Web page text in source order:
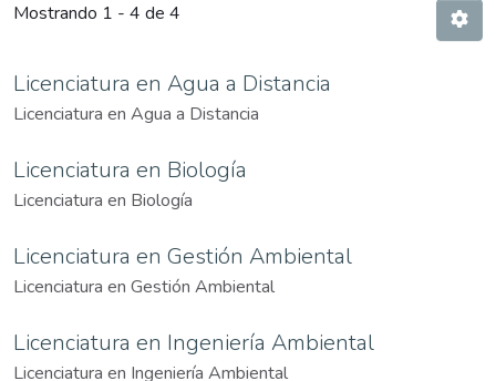
Mostrando 1 - 4 de 4
Licenciatura en Agua a Distancia
Licenciatura en Agua a Distancia
Licenciatura en Biología
Licenciatura en Biología
Licenciatura en Gestión Ambiental
Licenciatura en Gestión Ambiental
Licenciatura en Ingeniería Ambiental
Licenciatura en Ingeniería Ambiental